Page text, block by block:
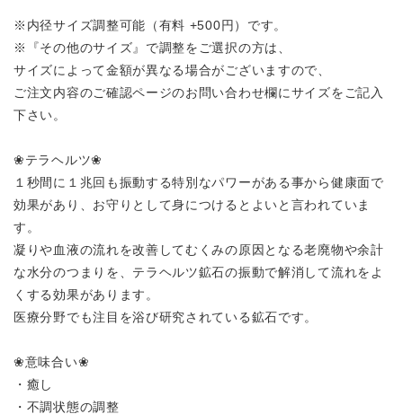
※内径サイズ調整可能（有料 +500円）です。
※『その他のサイズ』で調整をご選択の方は、
サイズによって金額が異なる場合がございますので、
ご注文内容のご確認ページのお問い合わせ欄にサイズをご記入
下さい。
❀テラヘルツ❀
１秒間に１兆回も振動する特別なパワーがある事から健康面で
効果があり、お守りとして身につけるとよいと言われていま
す。
凝りや血液の流れを改善してむくみの原因となる老廃物や余計
な水分のつまりを、テラヘルツ鉱石の振動で解消して流れをよ
くする効果があります。
医療分野でも注目を浴び研究されている鉱石です。
❀意味合い❀
・癒し
・不調状態の調整